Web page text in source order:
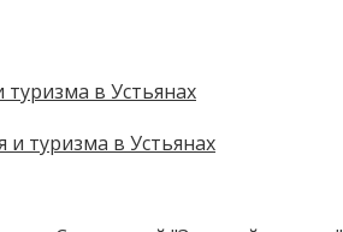
в Устьянах